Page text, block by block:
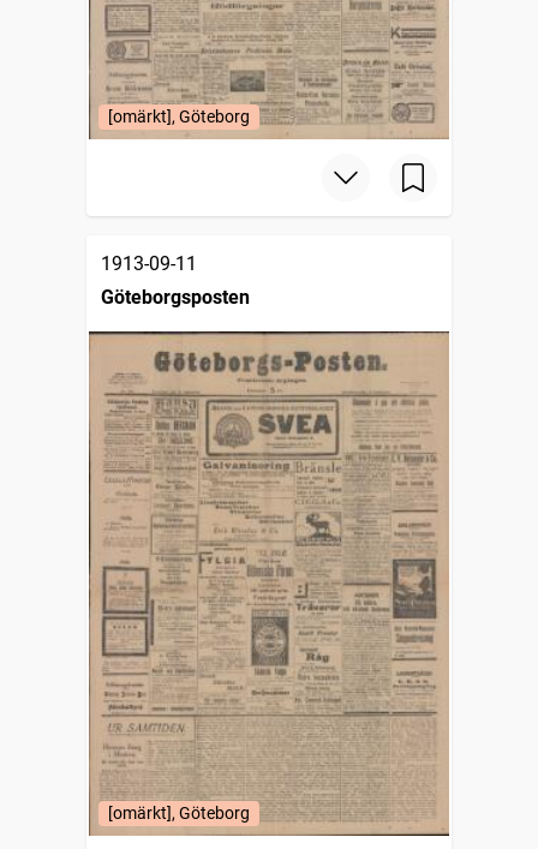
[omärkt], Göteborg
1913-09-11
Göteborgsposten
[omärkt], Göteborg